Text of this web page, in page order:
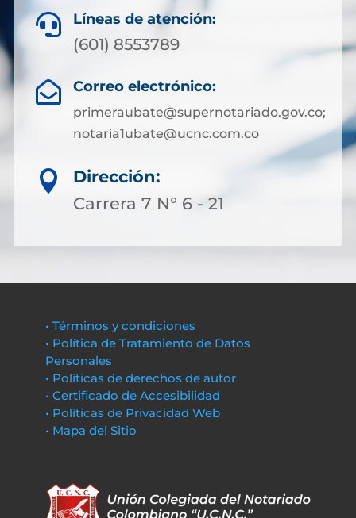
 Líneas de atención:
(601) 8553789
 Correo electrónico:
primeraubate@supernotariado.gov.co;
notaria1ubate@ucnc.com.co

Dirección:
Carrera 7 N° 6 - 21
• Términos y condiciones
• Política de Tratamiento de Datos
Personales
• Políticas de derechos de autor
• Certificado de Accesibilidad
• Políticas de Privacidad Web
• Mapa del Sitio